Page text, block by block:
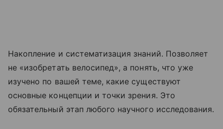
Накопление и систематизация знаний. Позволяет
не «изобретать велосипед», а понять, что уже
изучено по вашей теме, какие существуют
основные концепции и точки зрения. Это
обязательный этап любого научного исследования.